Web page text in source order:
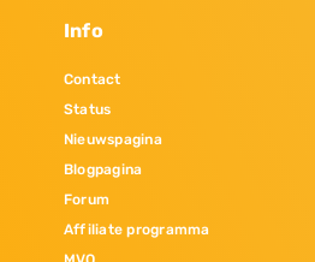
Info
Contact
Status
Nieuwspagina
Blogpagina
Forum
Affiliate programma